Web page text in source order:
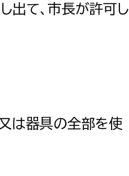
出て、市長が許可し
は器具の全部を使